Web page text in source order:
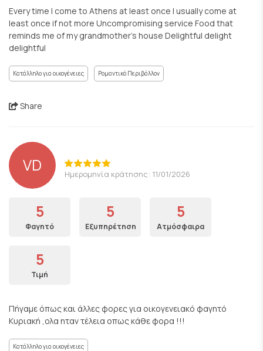
Every time I come to Athens at least once I usually come at
least once if not more Uncompromising service Food that
reminds me of my grandmother's house Delightful delight
delightful
Κατάλληλο για οικογένειες Ρομαντικό Περιβάλλον
Share
VD Ημερομηνία κράτησης: 11/01/2026
5
Φαγητό
5
Εξυπηρέτηση
5
Ατμόσφαιρα
5
Τιμή
Πήγαμε όπως και άλλες φορες για οικογενειακό φαγητό
Κυριακή ,ολα ηταν τέλεια οπως κάθε φορα !!!
Κατάλληλο για οικογένειες